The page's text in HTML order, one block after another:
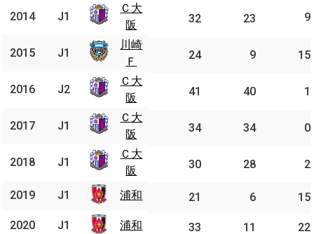
2014
Ｃ大
阪
32 23 9
2015
川崎
Ｆ
24 9 15
2016
Ｃ大
阪
41 40 1
2017
Ｃ大
阪
34 34 0
2018
Ｃ大
阪
30 28 2
2019 浦和 21 6 15
2020 浦和 33 11 22
2014 J1
Ｃ大
阪
2015 J1
川崎
Ｆ
2016 J2
Ｃ大
阪
2017 J1
Ｃ大
阪
2018 J1
Ｃ大
阪
2019
J1 浦和
2020 J1 浦和